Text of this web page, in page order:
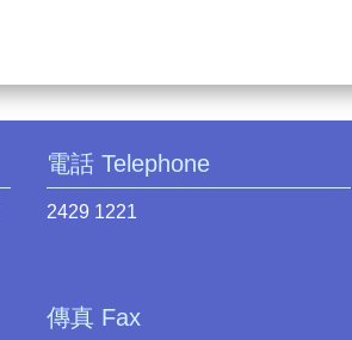
電話 Telephone
2429 1221
傳真 Fax